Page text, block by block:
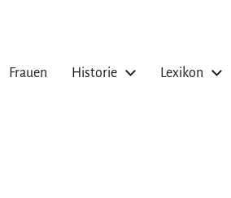
Frauen Historie Lexikon